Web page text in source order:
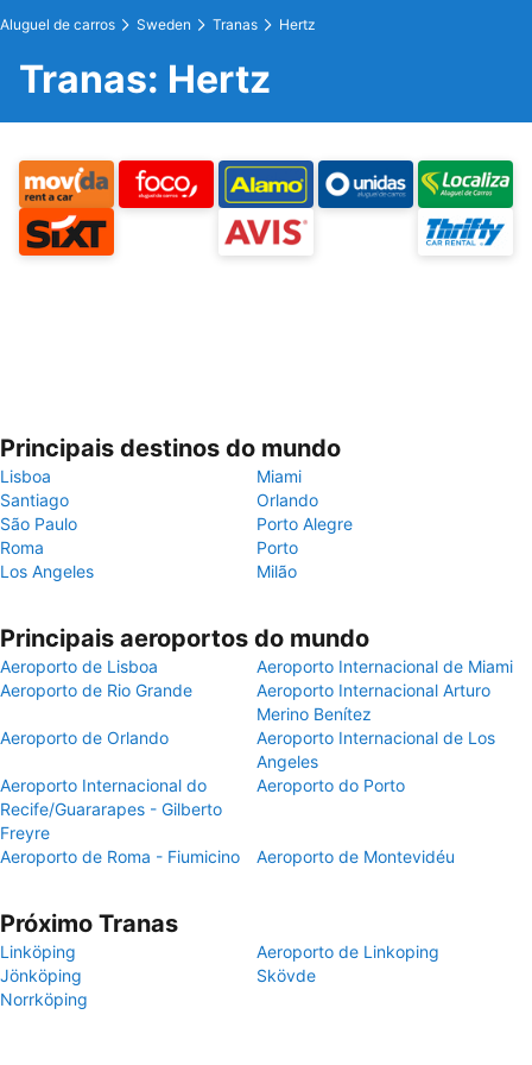
Aluguel de carros Sweden Tranas Hertz
Tranas: Hertz
Principais destinos do mundo
Lisboa
Miami
Santiago
Orlando
São Paulo
Porto Alegre
Roma
Porto
Los Angeles
Milão
Principais aeroportos do mundo
Aeroporto de Lisboa
Aeroporto Internacional de Miami
Aeroporto de Rio Grande
Aeroporto Internacional Arturo
Merino Benítez
Aeroporto de Orlando
Aeroporto Internacional de Los
Angeles
Aeroporto Internacional do
Recife/Guararapes - Gilberto
Freyre
Aeroporto do Porto
Aeroporto de Roma - Fiumicino Aeroporto de Montevidéu
Próximo Tranas
Linköping
Aeroporto de Linkoping
Jönköping
Skövde
Norrköping